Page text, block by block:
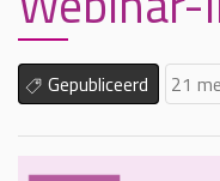
Webinar-illustratie
Gepubliceerd 21